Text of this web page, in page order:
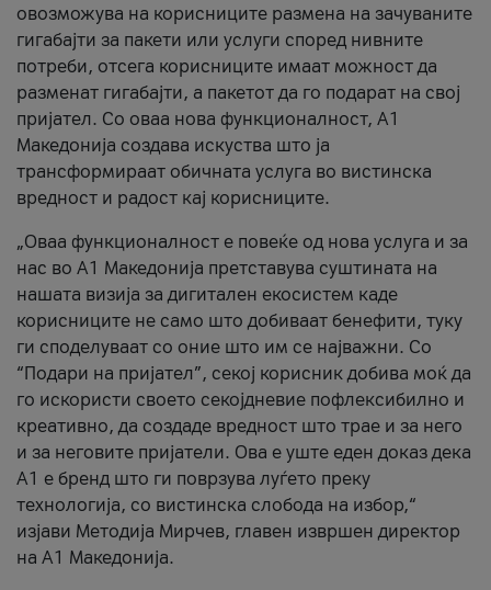
овозможува на корисниците размена на зачуваните
гигабајти за пакети или услуги според нивните
потреби, отсега корисниците имаат можност да
разменат гигабајти, а пакетот да го подарат на свој
пријател. Со оваа нова функционалност, А1
Македонија создава искуства што ја
трансформираат обичната услуга во вистинска
вредност и радост кај корисниците.
„Оваа функционалност е повеќе од нова услуга и за
нас во А1 Македонија претставува суштината на
нашата визија за дигитален екосистем каде
корисниците не само што добиваат бенефити, туку
ги споделуваат со оние што им се најважни. Со
“Подари на пријател”, секој корисник добива моќ да
го искористи своето секојдневие пофлексибилно и
креативно, да создаде вредност што трае и за него
и за неговите пријатели. Ова е уште еден доказ дека
А1 е бренд што ги поврзува луѓето преку
технологија, со вистинска слобода на избор,“
изјави Методија Мирчев, главен извршен директор
на А1 Македонија.